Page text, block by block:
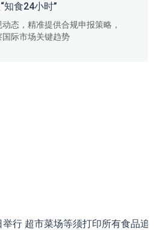
知食24小时”
态，精准提供合规申报策略，
国际市场关键趋势
行 超市菜场等须打印所有食品追